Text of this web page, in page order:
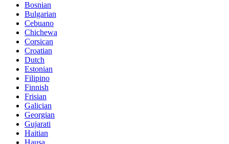
Bosnian
Bulgarian
Cebuano
Chichewa
Corsican
Croatian
Dutch
Estonian
Filipino
Finnish
Frisian
Galician
Georgian
Gujarati
Haitian